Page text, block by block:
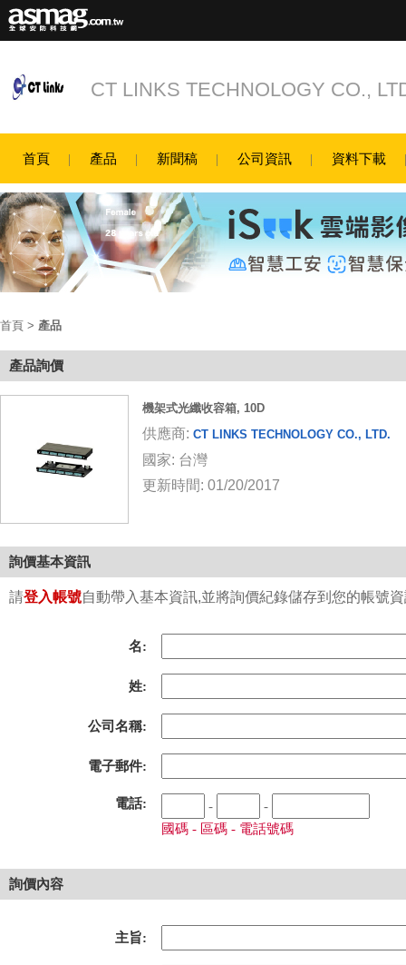
CT LINKS TECHNOLOGY CO.,
首頁 產品 新聞稿 公司資訊 資料下載
首頁 > 產品
產品詢價
機架式光纖收容箱, 10D
供應商: CT LINKS TECHNOLOGY CO., LTD.
國家: 台灣
更新時間: 01/20/2017
詢價基本資訊
請登入帳號自動帶入基本資訊,並將詢價紀錄儲存到您的帳號
名:
姓:
公司名稱:
電子郵件:
電話: -
-
國碼 - 區碼 - 電話號碼
詢價內容
主旨: